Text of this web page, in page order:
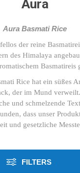
Aura
Aura Basmati Rice
der reine
des Himalaya
Basmatireis
Rice hat ein süßes
der im Mund
und schmelzende
dass unser
und gesetzliche
FILTERS